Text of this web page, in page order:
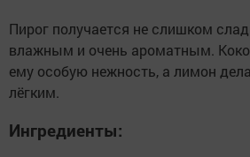
Пирог получается не слишком
влажным и очень ароматным.
ему особую нежность, а лимон
лёгким.
Ингредиенты: